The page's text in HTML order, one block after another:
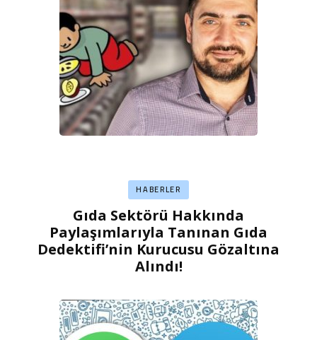
HABERLER
Gıda Sektörü Hakkında
Paylaşımlarıyla Tanınan Gıda
Dedektifi’nin Kurucusu Gözaltına
Alındı!